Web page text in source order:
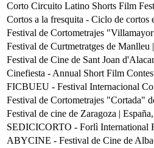
Corto Circuito Latino Shorts Film
Cortos a la fresquita - Ciclo de
Festival de Cortometrajes
Festival de Curtmetratges de Manlleu
Festival de Cine de Sant Joan
Cinefiesta - Annual Short Film
FICBUEU - Festival Internacional
Festival de Cortometrajes "Cortada"
Festival de cine de Zaragoza |
SEDICICORTO - Forlì International
ABYCINE - Festival de Cine de